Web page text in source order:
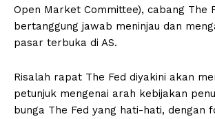
Open Market Committee), cabang The
bertanggung jawab meninjau dan
pasar terbuka di AS.
Risalah rapat The Fed diyakini akan
petunjuk mengenai arah kebijakan
bunga The Fed yang hati-hati, dengan